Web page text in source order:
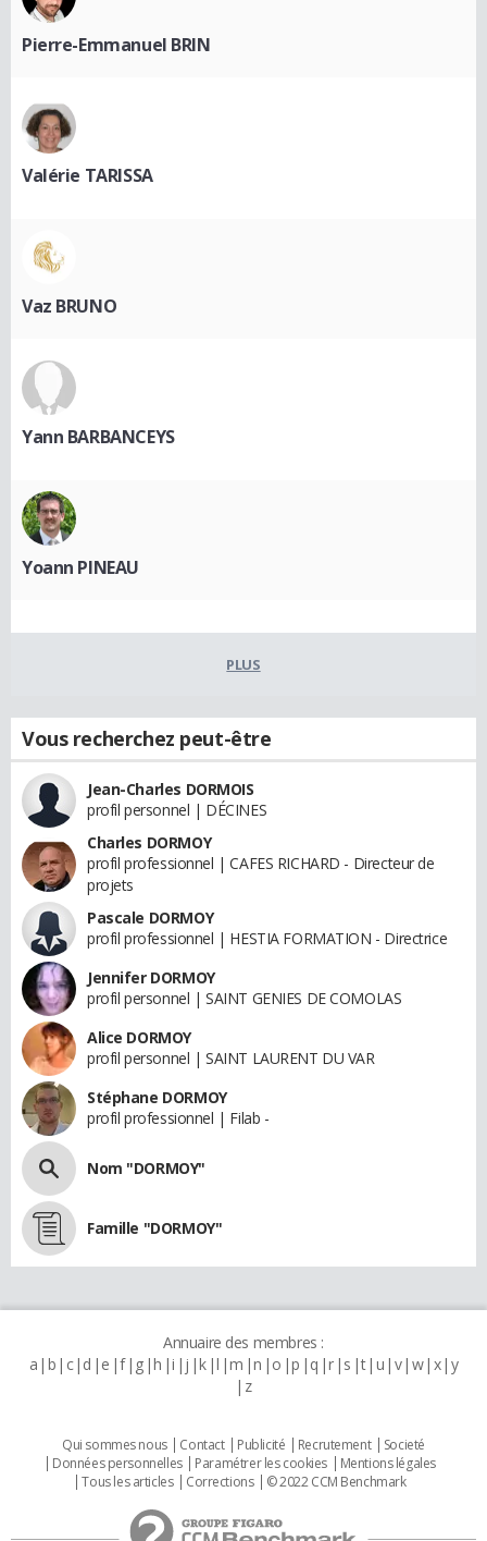
Pierre-Emmanuel BRIN
Valérie TARISSA
Vaz BRUNO
Yann BARBANCEYS
Yoann PINEAU
PLUS
Vous recherchez peut-être
Jean-Charles DORMOIS
profil personnel | DÉCINES
Charles DORMOY
profil professionnel | CAFES RICHARD - Directeur de
projets
Pascale DORMOY
profil professionnel | HESTIA FORMATION - Directrice
Jennifer DORMOY
profil personnel | SAINT GENIES DE COMOLAS
Alice DORMOY
profil personnel | SAINT LAURENT DU VAR
Stéphane DORMOY
profil professionnel | Filab -
Nom "DORMOY"
Famille "DORMOY"
Annuaire des membres :
a b c d e f g h i j k l m n o p q r s t u v w x y
z
Qui sommes nous Contact Publicité Recrutement
Societé
Données personnelles
Paramétrer les cookies
Mentions légales
Tous les articles
Corrections © 2022 CCM Benchmark